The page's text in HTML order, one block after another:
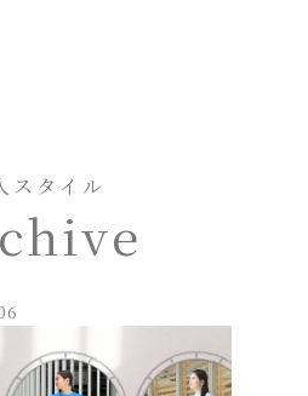
スタイル